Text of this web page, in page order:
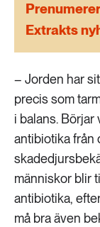
Extrakts
– Jorden har
precis som
i balans. Börjar
antibiotika från
människor blir
antibiotika,
må bra även